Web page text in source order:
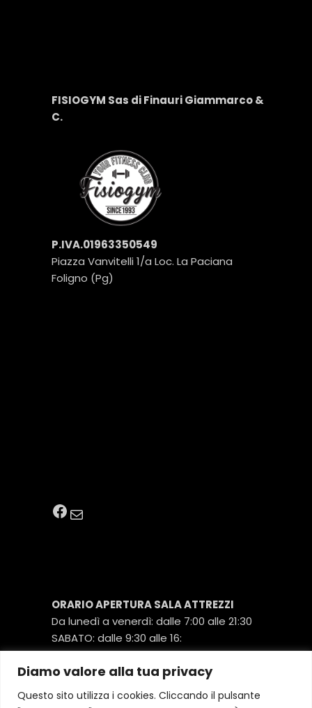
Diamo valore alla tua privacy
Questo sito utilizza i cookies. Cliccando il pulsante
FISIOGYM Sas di Finauri Giammarco &
C.
P.IVA.01963350549
Piazza Vanvitelli 1/a Loc. La Paciana
Foligno (Pg)
Facebook
Email
ORARIO APERTURA SALA ATTREZZI
Da lunedì a venerdì: dalle 7:00 alle 21:30
SABATO: dalle 9:30 alle 16:
COPERTURA ISTRUTTORI SALA
ATTREZZI: